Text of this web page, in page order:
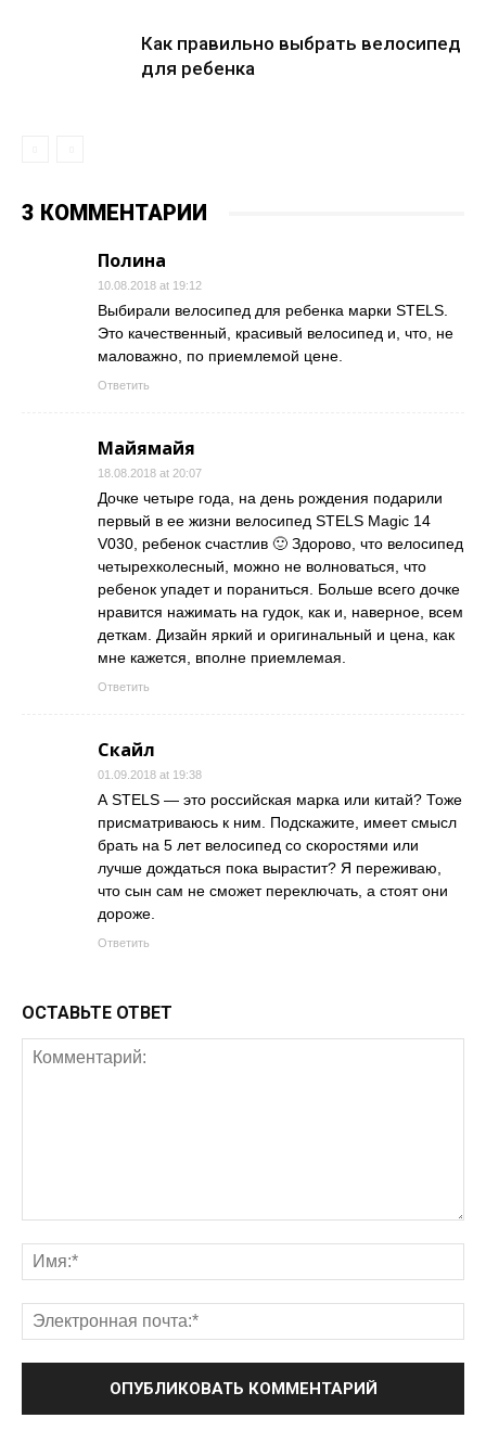
Как правильно выбрать велосипед
для ребенка
3 КОММЕНТАРИИ
Полина
10.08.2018 at 19:12
Выбирали велосипед для ребенка марки STELS.
Это качественный, красивый велосипед и, что, не
маловажно, по приемлемой цене.
Ответить
Майямайя
18.08.2018 at 20:07
Дочке четыре года, на день рождения подарили
первый в ее жизни велосипед STELS Magic 14
V030, ребенок счастлив 🙂 Здорово, что велосипед
четырехколесный, можно не волноваться, что
ребенок упадет и пораниться. Больше всего дочке
нравится нажимать на гудок, как и, наверное, всем
деткам. Дизайн яркий и оригинальный и цена, как
мне кажется, вполне приемлемая.
Ответить
Скайл
01.09.2018 at 19:38
А STELS — это российская марка или китай? Тоже
присматриваюсь к ним. Подскажите, имеет смысл
брать на 5 лет велосипед со скоростями или
лучше дождаться пока вырастит? Я переживаю,
что сын сам не сможет переключать, а стоят они
дороже.
Ответить
ОСТАВЬТЕ ОТВЕТ